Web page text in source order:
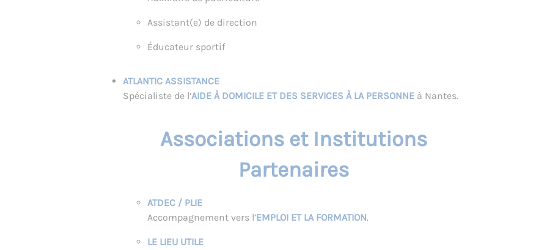
Assistant(e) de direction
Éducateur sportif
ATLANTIC ASSISTANCE
Spécialiste de l’AIDE À DOMICILE ET DES SERVICES À LA PERSONNEà Nantes.
Associations et Institutions
Partenaires
ATDEC / PLIE
Accompagnement vers l’EMPLOI ET LA FORMATION.
LE LIEU UTILE